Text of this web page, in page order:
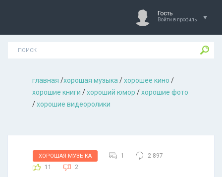
Гость
Войти в профиль
главная /хорошая музыкa /хорошее кино /
хорошие книги /хороший юмор /хорошие фото
/хорошие видеоролики
ХОРОШАЯ МУЗЫКА 1
2 897
11
2